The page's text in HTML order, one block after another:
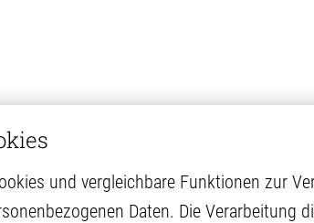
und vergleichbare Funktionen zur
Daten. Die Verarbeitung